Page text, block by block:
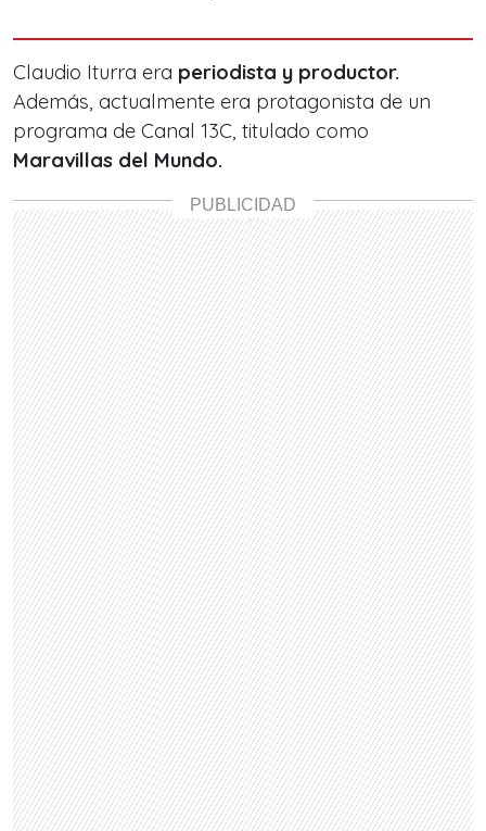
Claudio Iturra era periodista y productor.
Además, actualmente era protagonista de un
programa de Canal 13C, titulado como
Maravillas del Mundo.